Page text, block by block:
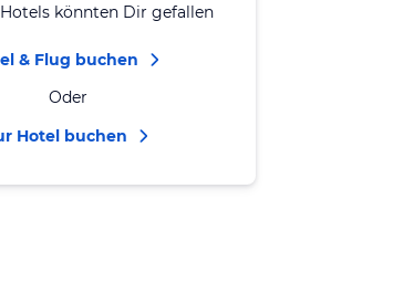
könnten Dir gefallen
& Flug buchen
Oder
Hotel buchen